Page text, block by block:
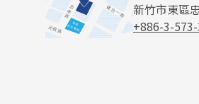
新竹市東區
+886-3-